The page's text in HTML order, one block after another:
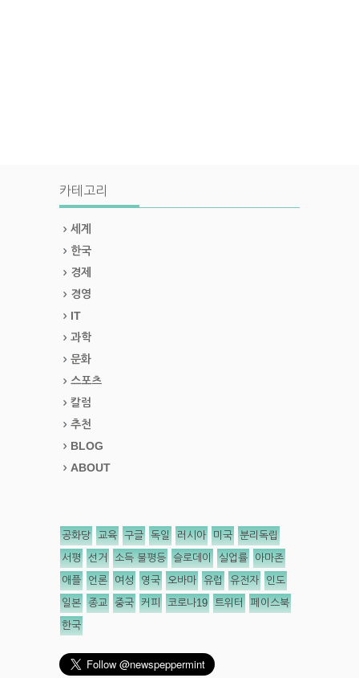
카테고리
세계
한국
경제
경영
IT
과학
문화
스포츠
칼럼
추천
BLOG
ABOUT
공화당 교육 구글 독일 러시아 미국 분리독립
서평 선거 소득 불평등 슬로데이 실업률 아마존
애플 언론 여성 영국 오바마 유럽 유전자 인도
일본 종교 중국 커피 코로나19 트위터 페이스북
한국